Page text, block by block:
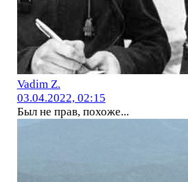
Vadim Z.
03.04.2022, 02:15
Был не прав, похоже...